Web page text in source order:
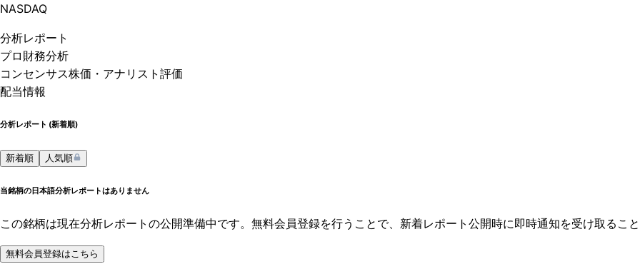
NASDAQ
分析レポート
プロ 財務分析
コンセンサス株価 ・アナリスト評価
配当情報
分析レポート (新着順)
新着順 人気順
当銘柄の日本語分析レポートはありません
この銘柄は現在分析レポートの公開準備中です。無料会員登録を行うことで、新着レポート公開時に即時通知を受け取ること
無料会員登録はこちら